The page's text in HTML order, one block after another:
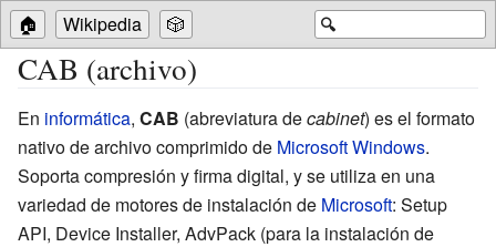
🔍
🏠 Wikipedia 🎲
CAB (archivo)
En informática, CAB (abreviatura decabinet) es el formato
nativo dearchivo comprimidode Microsoft Windows.
Soporta compresión y firma digital, y se utiliza en una
variedad de motores de instalación de Microsoft: Setup
API, Device Installer, AdvPack (para la instalación de